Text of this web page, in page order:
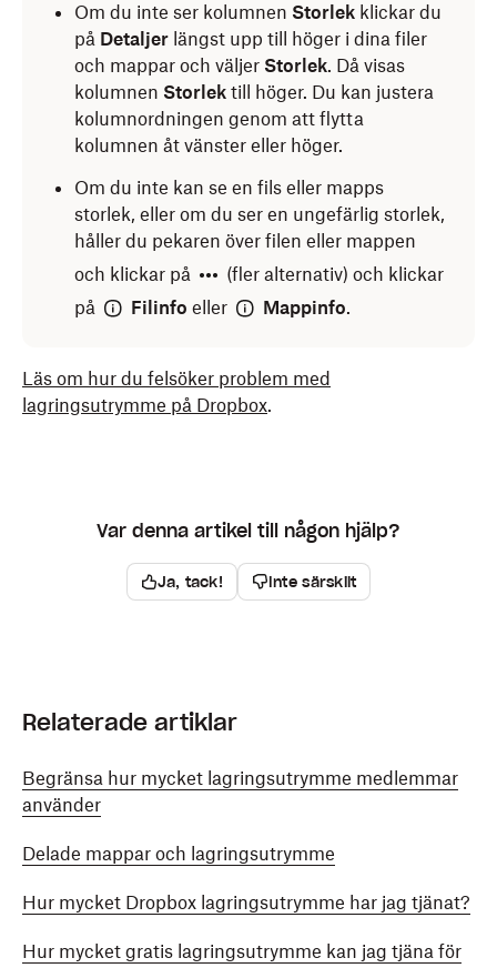
Om du inte ser kolumnen Storlek klickar du
på Detaljer längst upp till höger i dina filer
och mappar och väljer Storlek. Då visas
kolumnen Storlek till höger. Du kan justera
kolumnordningen genom att flytta
kolumnen åt vänster eller höger.
Om du inte kan se en fils eller mapps
storlek, eller om du ser en ungefärlig storlek,
håller du pekaren över filen eller mappen
och klickar på
(fler alternativ) och klickar
på
Filinfo eller Mappinfo.
Läs om hur du felsöker problem med
lagringsutrymme på Dropbox.
Var denna artikel till någon hjälp?
Ja, tack! Inte särskilt
Relaterade artiklar
Begränsa hur mycket lagringsutrymme medlemmar
använder
Delade mappar och lagringsutrymme
Hur mycket Dropbox lagringsutrymme har jag tjänat?
Hur mycket gratis lagringsutrymme kan jag tjäna för